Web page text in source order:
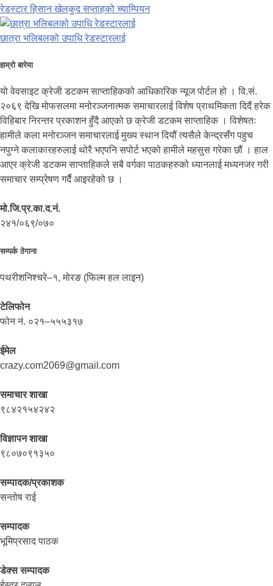
रेडस्टार हिसान खेलकुद सप्ताहको च्याम्पियन
छात्रा भलिबलको उपाधि रेडस्टारलाई
हाम्रो बारेमा
यो वेवसाइट क्रेजी डटकम साप्ताहिकको आधिकारिक न्यूज पोर्टल हो । वि.सं.
२०६९ देखि मोफसलमा मनोरञ्जनात्मक समाचारलाई विशेष प्राथमिकता दिदैं हरेक
विहिबार निरन्तर प्रकाशन हुँदै आएको छ क्रेजी डटकम साप्ताहिक । विशेषतः
हामीले कला मनोरञ्जन समाचारलाई मुख्य स्थान दियौं त्यसैले केन्द्रसँग पहुच
नपुग्ने कलाकारहरुलाई थोरै भएपनि सपोर्ट भएको हामीले महसुस गरेका छौं । हाल
आएर क्रेजी डटकम साप्ताहिकले सबै वर्गका पाठकहरुको ध्यानलाई मध्यनजर गरी
समाचार सम्प्रेषण गर्दै आइरहेको छ ।
मो.जि.प्र.का.द.नं.
२४१/०६९/०७०
सम्पर्क ठेगाना
पथरीशनिश्चरे–१, मोरङ (फिल्म हल लाइन)
टेलिफोन
फोन नं. ०२१–५५५३१७
ईमेल
crazy.com2069@gmail.com
समाचार शाखा
९८४२१५४२४२
विज्ञापन शाखा
९८०७०९१३५०
सम्पादक/प्रकाशक
सन्तोष राई
सम्पादक
भूमिप्रसाद पाठक
डेक्स सम्पादक